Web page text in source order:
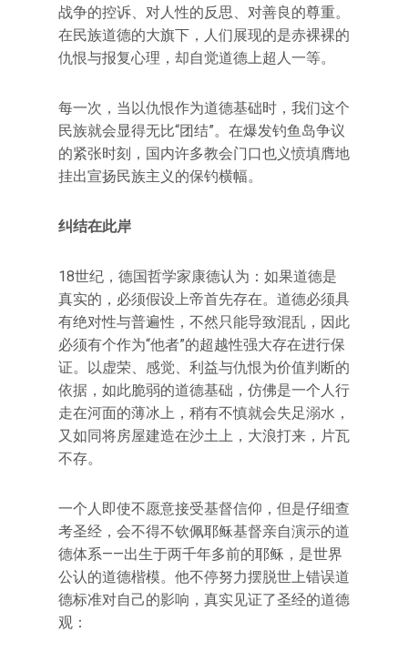
战争的控诉、对人性的反思、对善良的尊重。
在民族道德的大旗下，人们展现的是赤裸裸的
仇恨与报复心理，却自觉道德上超人一等。
每一次，当以仇恨作为道德基础时，我们这个
民族就会显得无比“团结”。在爆发钓鱼岛争议
的紧张时刻，国内许多教会门口也义愤填膺地
挂出宣扬民族主义的保钓横幅。
纠结在此岸
18世纪，德国哲学家康德认为：如果道德是
真实的，必须假设上帝首先存在。道德必须具
有绝对性与普遍性，不然只能导致混乱，因此
必须有个作为“他者”的超越性强大存在进行保
证。以虚荣、感觉、利益与仇恨为价值判断的
依据，如此脆弱的道德基础，仿佛是一个人行
走在河面的薄冰上，稍有不慎就会失足溺水，
又如同将房屋建造在沙土上，大浪打来，片瓦
不存。
一个人即使不愿意接受基督信仰，但是仔细查
考圣经，会不得不钦佩耶稣基督亲自演示的道
德体系——出生于两千年多前的耶稣，是世界
公认的道德楷模。他不停努力摆脱世上错误道
德标准对自己的影响，真实见证了圣经的道德
观：